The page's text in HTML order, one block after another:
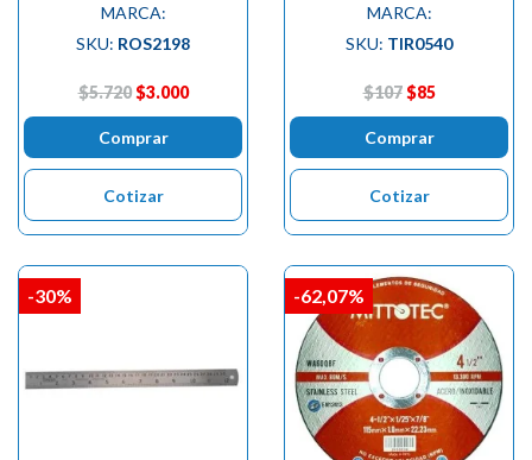
MARCA:
SKU: ROS2198
$5.720 $3.000
Comprar
Cotizar
MARCA:
SKU: TIR0540
$107 $85
Comprar
Cotizar
-30% -62,07%